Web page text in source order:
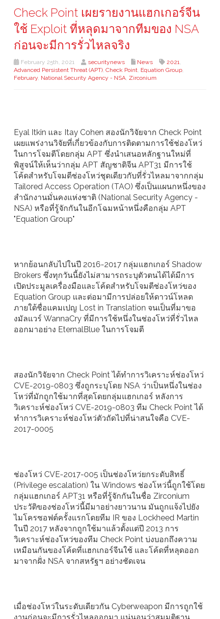
Check Point เผยรายงานแฮกเกอร์จีน
ใช้ Exploit ที่หลุดมาจากทีมของ NSA
ก่อนจะมีการรั่วไหลจริง
February 25th, 2021 securitynews News 2021,
Advanced Persistent Threat (APT), Check Point, Equation Group,
February, National Security Agency - NSA, Zirconium
Eyal Itkin และ Itay Cohen สองนักวิจัยจาก Check Point
เผยแพร่งานวิจัยที่เกี่ยวข้องกับการติดตามการใช้ช่องโหว่
ในการโจมตีโดยกลุ่ม APT ซึ่งนำเสนอหลักฐานใหม่ที่
พิสูจน์ให้เห็นว่ากลุ่ม APT สัญชาติจีน APT31 มีการใช้
โค้ดสำหรับโจมตีช่องโหว่ชุดเดียวกับที่รั่วไหลมาจากกลุ่ม
Tailored Access Operation (TAO) ซึ่งเป็นแผนกหนึ่งของ
สำนักงานมั่นคงแห่งชาติ (National Security Agency -
NSA) หรือที่รู้จักกันในอีกโฉมหน้าหนึ่งคือกลุ่ม APT
"Equation Group"
หากย้อนกลับไปในปี 2016-2017 กลุ่มแฮกเกอร์ Shadow
Brokers ซึ่งทุกวันนี้ยังไม่สามารถระบุตัวตนได้ได้มีการ
เปิดประมูลเครื่องมือและโค้ดสำหรับโจมตีช่องโหว่ของ
Equation Group และต่อมามีการปล่อยให้ดาวน์โหลด
ภายใต้ชื่อแคมเปญ Lost in Translation จนเป็นที่มาขอ
งมัลแวร์ WannaCry ที่มีการใช้หนึ่งในช่องโหว่ที่รั่วไหล
ออกมาอย่าง EternalBlue ในการโจมตี
สองนักวิจัยจาก Check Point ได้ทำการวิเคราะห์ช่องโหว่
CVE-2019-0803 ซึ่งถูกระบุโดย NSA ว่าเป็นหนึ่งในช่อง
โหว่ที่มักถูกใช้มากที่สุดโดยกลุ่มแฮกเกอร์ หลังการ
วิเคราะห์ช่องโหว่ CVE-2019-0803 ทีม Check Point ได้
ทำการวิเคราะห์ช่องโหว่ตัวถัดไปที่น่าสนใจคือ CVE-
2017-0005
ช่องโหว่ CVE-2017-005 เป็นช่องโหว่ยกระดับสิทธิ์
(Privilege escalation) ใน Windows ช่องโหว่นี้ถูกใช้โดย
กลุ่มแฮกเกอร์ APT31 หรือที่รู้จักกันในชื่อ Zirconium
ประวัติของช่องโหว่นี้มีมาอย่างยาวนาน มันถูกแจ้งไปยัง
ไมโครซอฟต์ครั้งแรกโดยทีม IR ของ Lockheed Martin
ในปี 2017 หลังจากถูกใช้มาแล้วตั้งแต่ปี 2013 การ
วิเคราะห์ช่องโหว่ของทีม Check Point บ่งบอกถึงความ
เหมือนกันของโค้ดที่แฮกเกอร์จีนใช้ และโค้ดที่หลุดออก
มาจากฝั่ง NSA จากสหรัฐฯ อย่างชัดเจน
เมื่อช่องโหว่ในระดับเดียวกัน Cyberweapon มีการถูกใช้